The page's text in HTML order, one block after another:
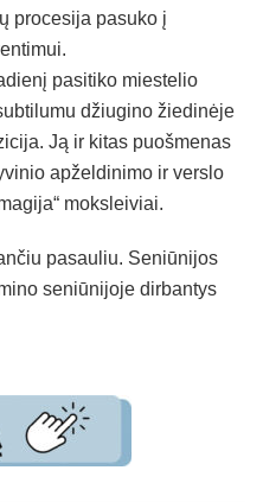
procesija pasuko į
pasitiko miestelio
džiugino žiedinėje
Ją ir kitas puošmenas
apželdinimo ir verslo
moksleiviai.
pasauliu. Seniūnijos
seniūnijoje dirbantys